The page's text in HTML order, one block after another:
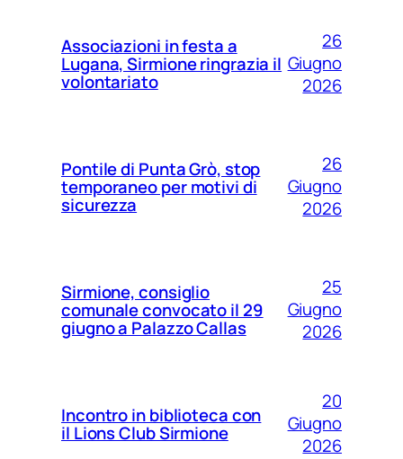
Associazioni in festa a
Lugana, Sirmione ringrazia il
volontariato
26
Giugno
2026
Pontile di Punta Grò, stop
temporaneo per motivi di
sicurezza
26
Giugno
2026
Sirmione, consiglio
comunale convocato il 29
giugno a Palazzo Callas
25
Giugno
2026
Incontro in biblioteca con
il Lions Club Sirmione
20
Giugno
2026